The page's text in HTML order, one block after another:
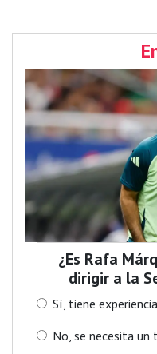
¿Es Rafa
dirigir a la
Sí, tiene
No, se necesita un